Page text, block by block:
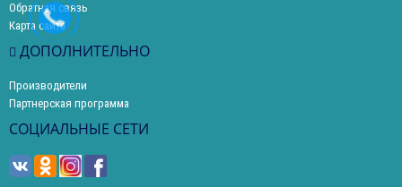
Обратная связь
Карта сайта
ДОПОЛНИТЕЛЬНО
Производители
Партнерская программа
СОЦИАЛЬНЫЕ СЕТИ